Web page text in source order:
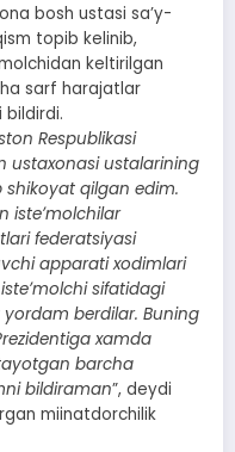
bosh ustasi saʼy-
topib kelinib,
keltirilgan
sarf harajatlar
Respublikasi
ustaxonasi ustalarining
shikoyat qilgan edim.
isteʼmolchilar
federatsiyasi
apparati xodimlari
sifatidagi
berdilar. Buning
xamda
barcha
bildiraman”, deydi
miinatdorchilik